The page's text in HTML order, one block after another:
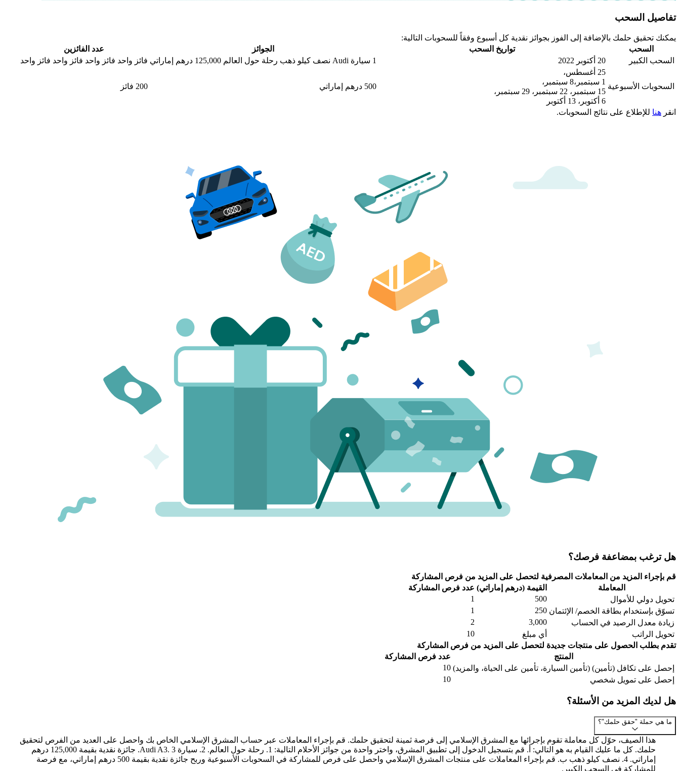
تفاصيل السحب
يمكنك تحقيق حلمك بالإضافة إلى الفوز بجوائز نقدية كل أسبوع وفقاً للسحوبات التالية:
السحب
تواريخ السحب الجوائز
عدد الفائزين
السحب الكبير
20 أكتوبر 2022 1 سيارة Audi نصف كيلو ذهب رحلة حول العالم 125,000 درهم إماراتي فائز واحد فائز واحد فائز واحد فائز واحد
السحوبات الأسبوعية
25 أغسطس،
1 سبتمبر،8 سبتمبر،
15 سبتمبر، 22 سبتمبر، 29 سبتمبر،
6 أكتوبر، 13 أكتوبر
500 درهم إماراتي 200 فائز
انقر هنا للإطلاع على نتائج السحوبات.
هل ترغب بمضاعفة فرصك؟
قم بإجراء المزيد من المعاملات المصرفية لتحصل على المزيد من فرص المشاركة
المعاملة
القيمة (درهم إماراتي) عدد فرص المشاركة
تحويل دولي للأموال
500
1
تسوّق بإستخدام بطاقة الخصم/ الإئتمان 250
1
زيادة معدل الرصيد في الحساب
3,000
2
تحويل الراتب
أي مبلغ
10
تقدم بطلب الحصول على منتجات جديدة لتحصل على المزيد من فرص المشاركة
المنتج
عدد فرص المشاركة
إحصل على تكافل (تأمين) (تأمين السيارة، تأمين على الحياة، والمزيد) 10
إحصل على تمويل شخصي
10
هل لديك المزيد من الأسئلة؟
ما هي حملة "حقق حلمك"؟
هذا الصيف، حوّل كل معاملة تقوم بإجرائها مع المشرق الإسلامي إلى فرصة ثمينة لتحقيق حلمك. قم بإجراء المعاملات عبر حساب المشرق الإسلامي الخاص بك واحصل على العديد من الفرص لتحقيق
حلمك. كل ما عليك القيام به هو التالي: أ‌. قم بتسجيل الدخول إلى تطبيق المشرق، واختر واحدة من جوائز الأحلام التالية: 1. رحلة حول العالم. 2. سيارة Audi A3. 3. جائزة نقدية بقيمة 125,000 درهم
إماراتي. 4. نصف كيلو ذهب ب‌. قم بإجراء المعاملات على منتجات المشرق الإسلامي واحصل على فرص للمشاركة في السحوبات الأسبوعية وربح جائزة نقدية بقيمة 500 درهم إماراتي، مع فرصة
للمشاركة في السحب الكبير.